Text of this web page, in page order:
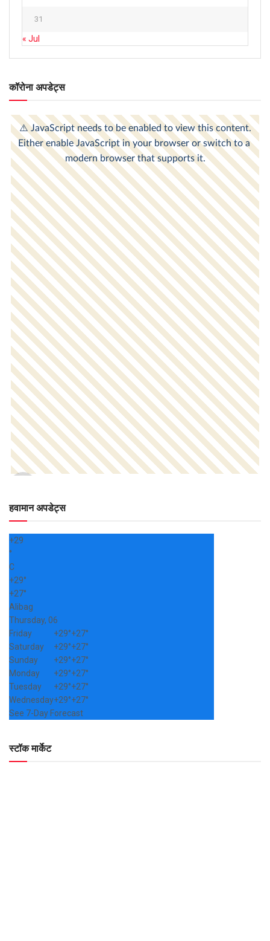
31
« Jul
कॉरोना अपडेट्स
हवामान अपडेट्स
+29
°
C
+29°
+27°
Alibag
Thursday, 06
Friday
+29°+27°
Saturday
+29°+27°
Sunday
+29°+27°
Monday
+29°+27°
Tuesday
+29°+27°
Wednesday+29°+27°
See 7-Day Forecast
स्टॉक मार्केट